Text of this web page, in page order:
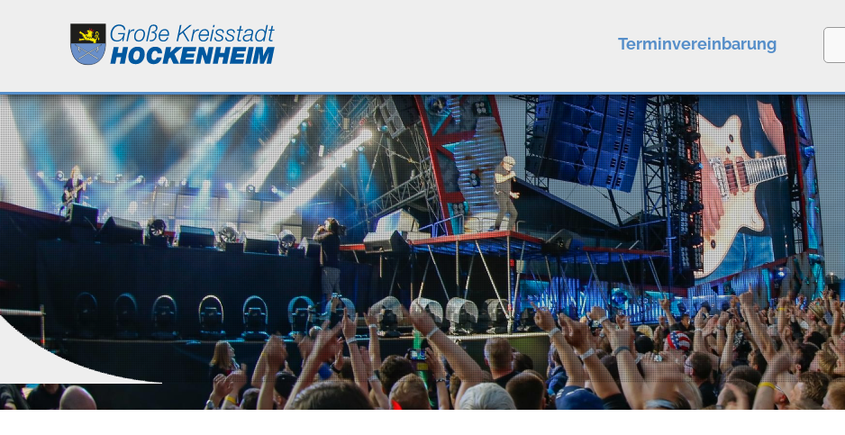
Leben
Kultur
Terminvereinbarung